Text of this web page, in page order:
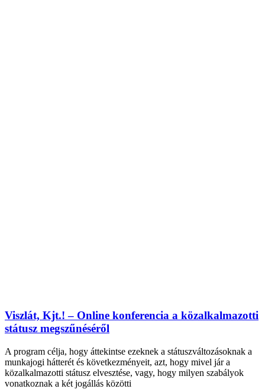
Viszlát, Kjt.! – Online konferencia a közalkalmazotti
státusz megszűnéséről
A program célja, hogy áttekintse ezeknek a státuszváltozásoknak a
munkajogi hátterét és következményeit, azt, hogy mivel jár a
közalkalmazotti státusz elvesztése, vagy, hogy milyen szabályok
vonatkoznak a két jogállás közötti